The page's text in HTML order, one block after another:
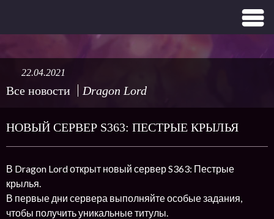
Все новости Dragon Lord
22.04.2021
НОВЫЙ СЕРВЕР S363: ПЕСТРЫЕ КРЫЛЬЯ
В Dragon Lord открыт новый сервер S363: Пестрые
крылья.
В первые дни сервера выполняйте особые задания,
чтобы получить уникальные титулы.